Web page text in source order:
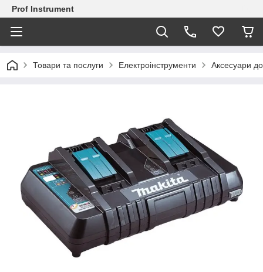
Prof Instrument
Товари та послуги Електроінструменти Аксесуари до